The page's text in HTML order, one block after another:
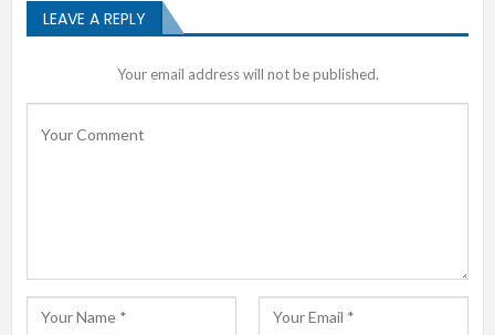
LEAVE A REPLY
Your email address will not be published.